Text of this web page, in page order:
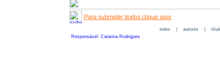
Para submeter textos clique aqui
index| autores|